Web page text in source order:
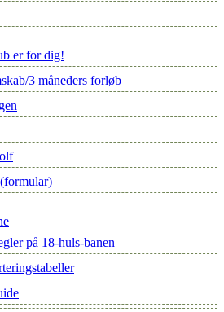
er for dig!
3 måneders forløb
på 18-huls-banen